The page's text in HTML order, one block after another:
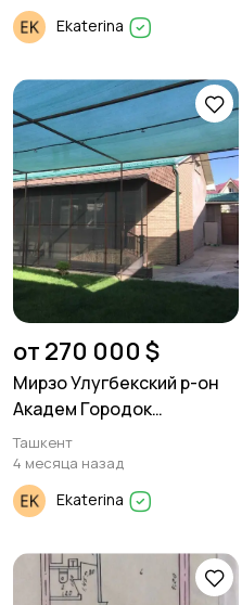
Ekaterina
от 270 000 $
Мирзо Улугбекский р-он
Академ Городок
Продаётся дом 100м²
Ташкент
4 месяца назад
Ekaterina